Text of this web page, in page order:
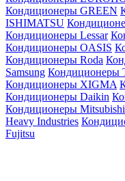
Кондиционеры GREEN
ISHIMATSU
Кондиционеры Lessar
Кондиционеры OASIS
Кондиционеры Roda
Samsung Кондиционеры
Кондиционеры XIGMA
Кондиционеры Daikin
Кондиционеры
Heavy Industries
Fujitsu